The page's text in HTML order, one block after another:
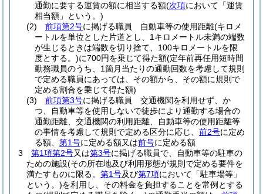
通勤に要する運賃の額に相当する額(次項において「運賃
相当額」という。)
(2)
前項第2号に掲げる職員 自動車等の使用距離(キロメ
ートルを単位とした片道とし、1キロメートル未満の端数
が生じるときは端数を切り捨て、100キロメートルを限
度とする。)に700円を乗じて得た額(定年前再任用短時間
勤務職員のうち、1箇月当たりの通勤回数を考慮して規則
で定める職員にあっては、その額から、その額に規則で
定める割合を乗じて得た額)
(3)
前項第3号に掲げる職員 交通機関を利用せず、か
つ、自動車等を使用しないで徒歩により通勤する場合の
通勤距離、交通機関の利用距離、自動車等の使用距離等
の事情を考慮して規則で定める区分に応じ、 前2号に定め
る額、 第1号に定める額又は前号に定める額
3
第1項第2号又は第3号に掲げる職員で、自動車等の駐車の
ための施設(その所在地及び利用形態が規則で定める要件を
満たすものに限る。 第1号及び第7項において「駐車場等」
という。)を利用し、その料金を負担することを常例とする